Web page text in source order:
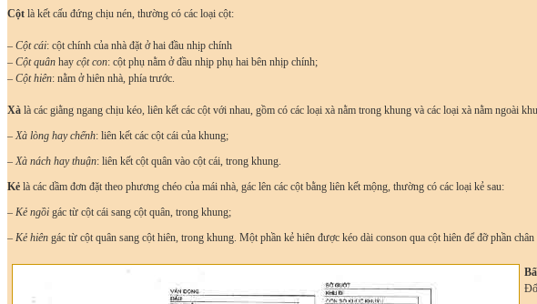
Cột là kết cấu đứng chịu nén, thường có các loại cột:
– Cột cái: cột chính của nhà đặt ở hai đầu nhịp chính
– Cột quân hay cột con: cột phụ nằm ở đầu nhịp phụ hai bên nhịp chính;
– Cột hiên: nằm ở hiên nhà, phía trước.
Xà là các giằng ngang chịu kéo, liên kết các cột với nhau, gồm có các loại xà nằm trong khung và các loại xà nằm ngoài
– Xà lòng hay chếnh: liên kết các cột cái của khung;
– Xà nách hay thuận: liên kết cột quân vào cột cái, trong khung.
Kẻ là các dầm đơn đặt theo phương chéo của mái nhà, gác lên các cột bằng liên kết mộng, thường có các loại kẻ sau:
– Kẻ ngồi gác từ cột cái sang cột quân, trong khung;
– Kẻ hiên gác từ cột quân sang cột hiên, trong khung. Một phần kẻ hiên được kéo dài conson qua cột hiên để đỡ phần chân